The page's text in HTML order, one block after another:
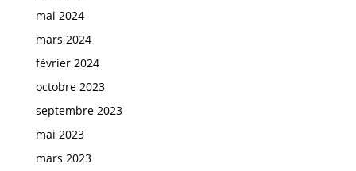
mai 2024
mars 2024
février 2024
octobre 2023
septembre 2023
mai 2023
mars 2023